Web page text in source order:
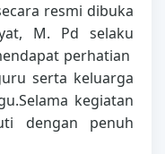
resmi dibuka
M. Pd selaku
perhatian
serta keluarga
kegiatan
dengan penuh